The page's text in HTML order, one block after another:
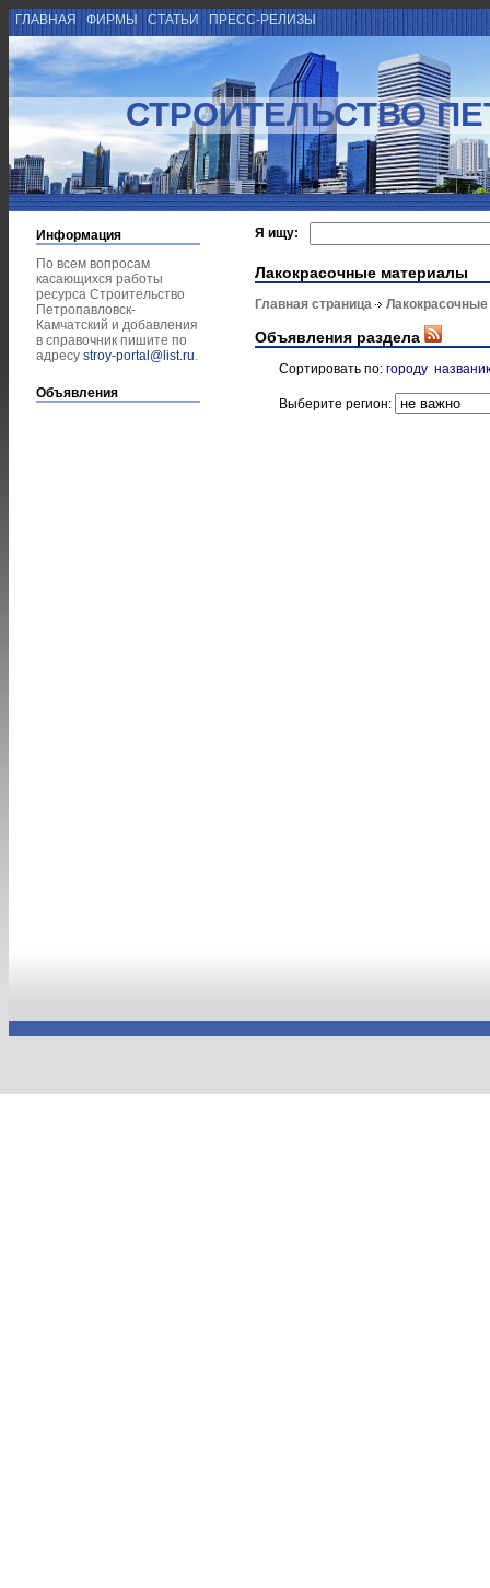
ГЛАВНАЯ ФИРМЫ СТАТЬИ ПРЕСС-РЕЛИЗЫ
СТРОИТЕЛЬСТВО
Информация
По всем вопросам
касающихся работы
ресурса Строительство
Петропавловск-
Камчатский и добавления
в справочник пишите по
адресу stroy-portal@list.ru.
Объявления
Я ищу:
Лакокрасочные материалы
Главная страница
Объявления раздела
Сортировать по: городу
Выберите регион: